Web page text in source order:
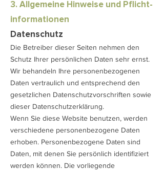
3. Allgemeine Hinweise und Pflicht­
informationen
Datenschutz
Die Betreiber dieser Seiten nehmen den
Schutz Ihrer persönlichen Daten sehr ernst.
Wir behandeln Ihre personenbezogenen
Daten vertraulich und entsprechend den
gesetzlichen Datenschutzvorschriften sowie
dieser Datenschutzerklärung.
Wenn Sie diese Website benutzen, werden
verschiedene personenbezogene Daten
erhoben. Personenbezogene Daten sind
Daten, mit denen Sie persönlich identifiziert
werden können. Die vorliegende